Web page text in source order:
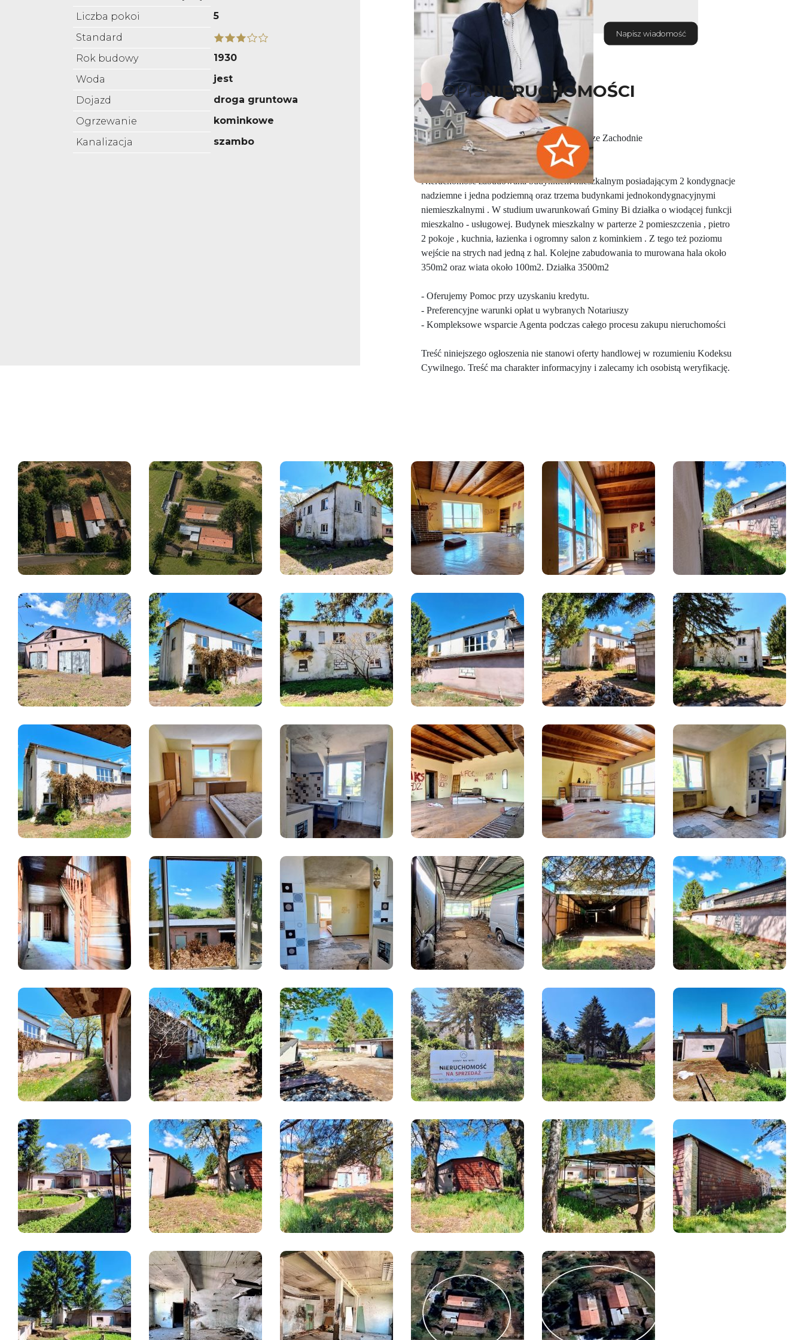
Liczba pokoi
5
Standard
Rok budowy
1930
Woda
jest
Dojazd
droga gruntowa
Ogrzewanie
kominkowe
Kanalizacja
szambo
Napisz wiadomość
OPISNIERUCHOMOŚCI
Przysiółek Wsi , Budziszcze / Łobez / Pomorze Zachodnie
Wyłącznie u Nas !
630 000 PLN
Nieruchomość zabudowana budynkiem mieszkalnym posiadającym 2 kondygnacje
nadziemne i jedna podziemną oraz trzema budynkami jednokondygnacyjnymi
niemieszkalnymi . W studium uwarunkowań Gminy Bi działka o wiodącej funkcji
mieszkalno - usługowej. Budynek mieszkalny w parterze 2 pomieszczenia , pietro
2 pokoje , kuchnia, łazienka i ogromny salon z kominkiem . Z tego też poziomu
wejście na strych nad jedną z hal. Kolejne zabudowania to murowana hala około
350m2 oraz wiata około 100m2. Działka 3500m2
- Oferujemy Pomoc przy uzyskaniu kredytu.
- Preferencyjne warunki opłat u wybranych Notariuszy
- Kompleksowe wsparcie Agenta podczas całego procesu zakupu nieruchomości
Treść niniejszego ogłoszenia nie stanowi oferty handlowej w rozumieniu Kodeksu
Cywilnego. Treść ma charakter informacyjny i zalecamy ich osobistą weryfikację.